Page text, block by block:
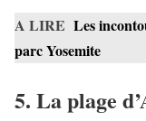
A LIRE Les
parc Yosemite
5. La plage